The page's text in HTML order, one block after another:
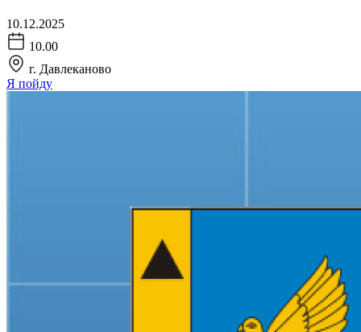
10.12.2025
10.00
г. Давлеканово
Я пойду